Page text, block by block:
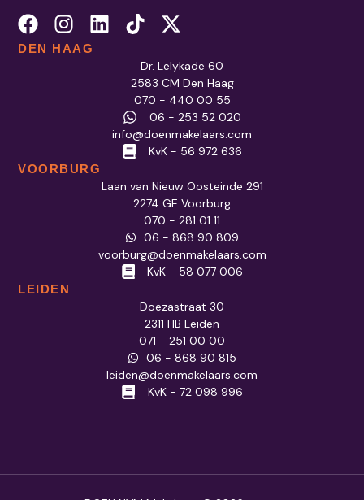
DEN HAAG
Dr. Lelykade 60
2583 CM Den Haag
070 - 440 00 55
06 - 253 52 020
info@doenmakelaars.com
KvK - 56 972 636
VOORBURG
Laan van Nieuw Oosteinde 291
2274 GE Voorburg
070 - 281 01 11
06 - 868 90 809
voorburg@doenmakelaars.com
KvK - 58 077 006
LEIDEN
Doezastraat 30
2311 HB Leiden
071 - 251 00 00
06 - 868 90 815
leiden@doenmakelaars.com
KvK - 72 098 996